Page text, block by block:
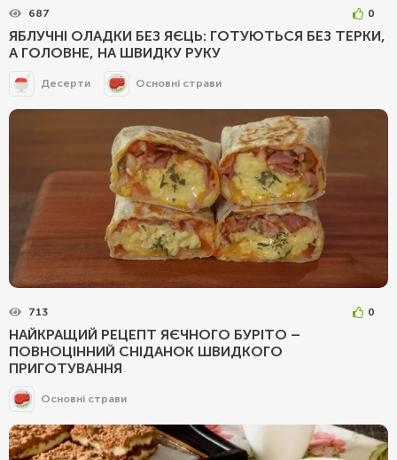
687 0
ЯБЛУЧНІ ОЛАДКИ БЕЗ ЯЄЦЬ: ГОТУЮТЬСЯ БЕЗ ТЕРКИ,
А ГОЛОВНЕ, НА ШВИДКУ РУКУ
Десерти Основні страви
713 0
НАЙКРАЩИЙ РЕЦЕПТ ЯЄЧНОГО БУРІТО –
ПОВНОЦІННИЙ СНІДАНОК ШВИДКОГО
ПРИГОТУВАННЯ
Основні страви